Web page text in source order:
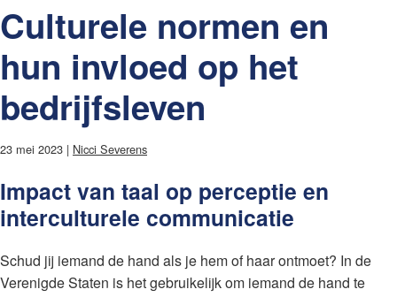
Culturele normen en
hun invloed op het
bedrijfsleven
23 mei 2023 | Nicci Severens
Impact van taal op perceptie en
interculturele communicatie
Schud jij iemand de hand als je hem of haar ontmoet? In de
Verenigde Staten is het gebruikelijk om iemand de hand te